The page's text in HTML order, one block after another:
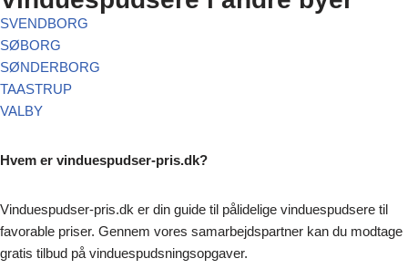
SVENDBORG
SØBORG
SØNDERBORG
TAASTRUP
VALBY
Hvem er vinduespudser-pris.dk?
Vinduespudser-pris.dk er din guide til pålidelige vinduespudsere til
favorable priser. Gennem vores samarbejdspartner kan du modtage
gratis tilbud på vinduespudsningsopgaver.